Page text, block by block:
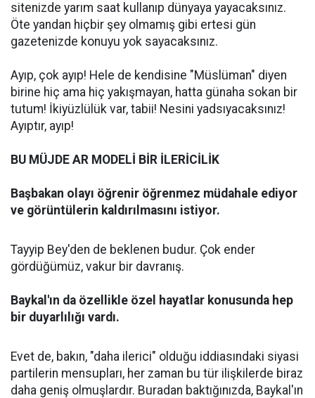
sitenizde yarım saat kullanıp dünyaya yayacaksınız.
Öte yandan hiçbir şey olmamış gibi ertesi gün
gazetenizde konuyu yok sayacaksınız.
Ayıp, çok ayıp! Hele de kendisine "Müslüman" diyen
birine hiç ama hiç yakışmayan, hatta günaha sokan bir
tutum! İkiyüzlülük var, tabii! Nesini yadsıyacaksınız!
Ayıptır, ayıp!
BU MÜJDE AR MODELİ BİR İLERİCİLİK
Başbakan olayı öğrenir öğrenmez müdahale ediyor
ve görüntülerin kaldırılmasını istiyor.
Tayyip Bey'den de beklenen budur. Çok ender
gördüğümüz, vakur bir davranış.
Baykal'ın da özellikle özel hayatlar konusunda hep
bir duyarlılığı vardı.
Evet de, bakın, "daha ilerici" olduğu iddiasındaki siyasi
partilerin mensupları, her zaman bu tür ilişkilerde biraz
daha geniş olmuşlardır. Buradan baktığınızda, Baykal'ın